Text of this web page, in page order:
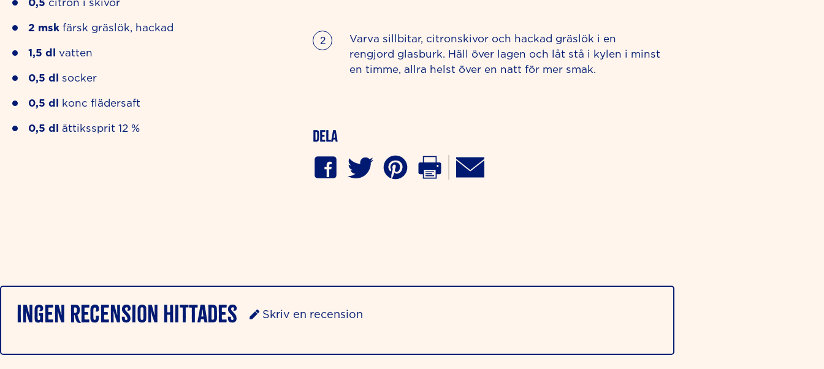
0,5 citron i skivor
2 msk färsk gräslök, hackad
1,5 dl vatten
0,5 dl socker
0,5 dl konc flädersaft
0,5 dl ättikssprit 12 %
Varva sillbitar, citronskivor och hackad gräslök i en
rengjord glasburk. Häll över lagen och låt stå i kylen i minst
en timme, allra helst över en natt för mer smak.
Dela
Ingen recension hittades Skriv en recension